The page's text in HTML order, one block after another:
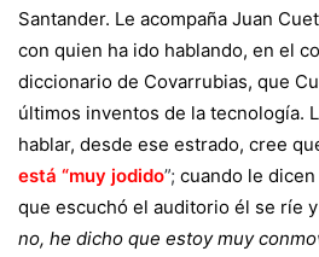
Santander. Le acompaña Juan
con quien ha ido hablando, en el
diccionario de Covarrubias, que
últimos inventos de la tecnología.
hablar, desde ese estrado, cree
está “muy jodido”; cuando le
que escuchó el auditorio él se ríe
no, he dicho que estoy muy